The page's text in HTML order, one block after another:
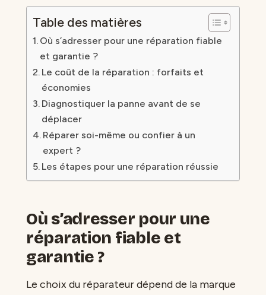
Table des matières
Où s’adresser pour une réparation fiable
et garantie ?
Le coût de la réparation : forfaits et
économies
Diagnostiquer la panne avant de se
déplacer
Réparer soi-même ou confier à un
expert ?
Les étapes pour une réparation réussie
Où s’adresser pour une
réparation fiable et
garantie ?
Le choix du réparateur dépend de la marque